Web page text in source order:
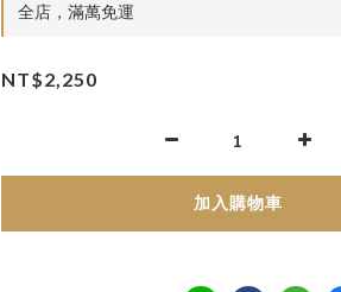
全店，滿萬免運
NT$2,250
加入購物車